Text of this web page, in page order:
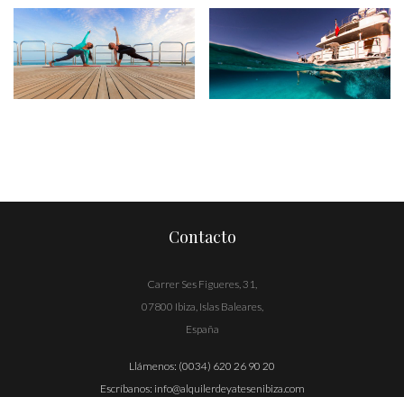
Contacto
Carrer Ses Figueres, 31,
07800 Ibiza, Islas Baleares,
España
Llámenos: (0034) 620 26 90 20
Escríbanos: info@alquilerdeyatesenibiza.com